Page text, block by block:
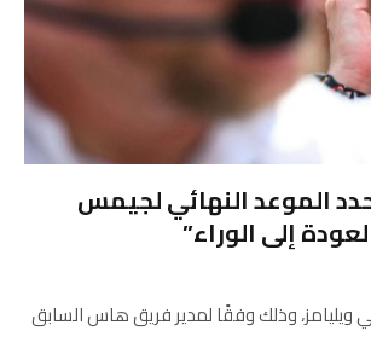
1 السابق يحدد الموعد النهائي لجيمس
إلى الوراء”
وذلك وفقًا لمدير فريق هاس السابق